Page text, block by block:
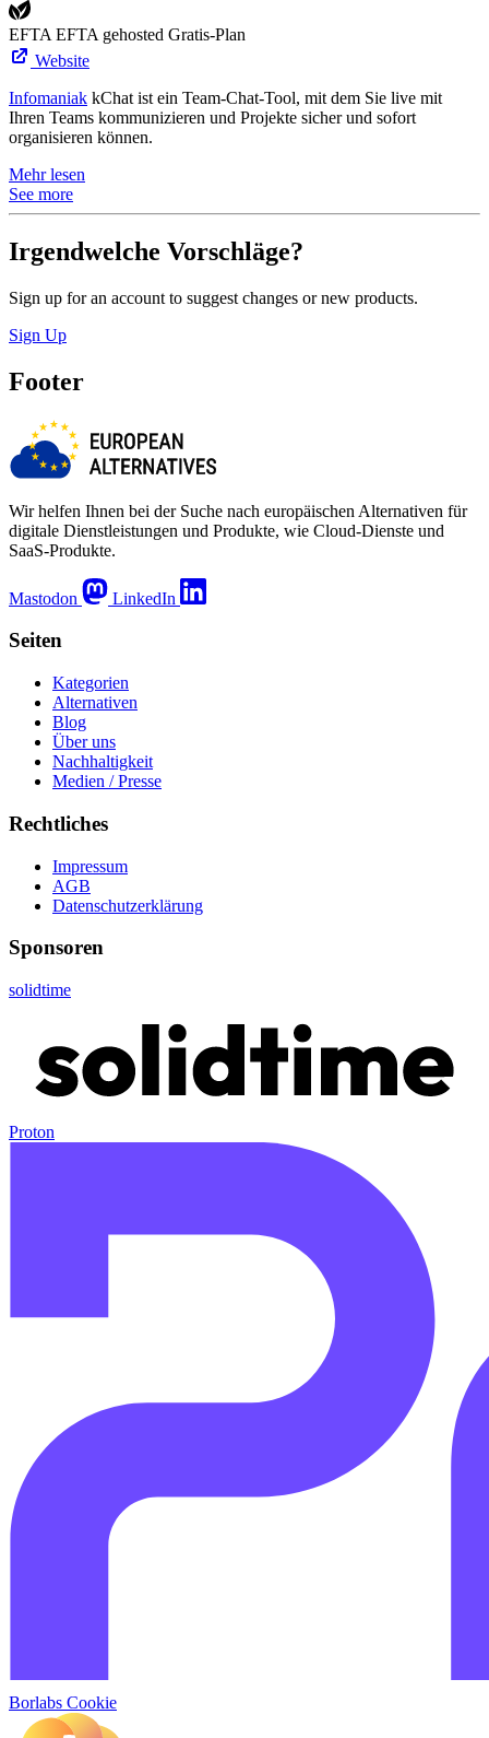
EFTA EFTA gehosted Gratis-Plan
Website
Infomaniak kChat ist ein Team-Chat-Tool, mit dem Sie live mit
Ihren Teams kommunizieren und Projekte sicher und sofort
organisieren können.
Mehr lesen
See more
Irgendwelche Vorschläge?
Sign up for an account to suggest changes or new products.
Sign Up
Footer
Wir helfen Ihnen bei der Suche nach europäischen Alternativen für
digitale Dienstleistungen und Produkte, wie Cloud-Dienste und
SaaS-Produkte.
Mastodon LinkedIn
Seiten
Kategorien
Alternativen
Blog
Über uns
Nachhaltigkeit
Medien / Presse
Rechtliches
Impressum
AGB
Datenschutzerklärung
Sponsoren
solidtime
Proton
Borlabs Cookie